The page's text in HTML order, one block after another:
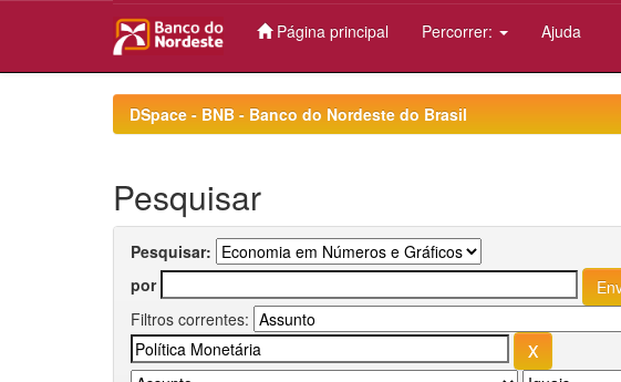
Página principal Percorrer: Ajuda
DSpace - BNB - Banco do Nordeste do Brasil
Pesquisar
Pesquisar:
por
Filtros correntes: